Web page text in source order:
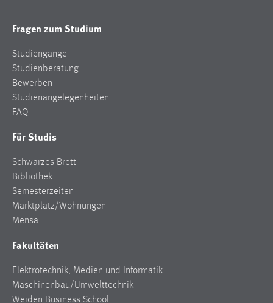
Fragen zum Studium
Studiengänge
Studienberatung
Bewerben
Studienangelegenheiten
FAQ
Für Studis
Schwarzes Brett
Bibliothek
Semesterzeiten
Marktplatz/Wohnungen
Mensa
Fakultäten
Elektrotechnik, Medien und Informatik
Maschinenbau/Umwelttechnik
Weiden Business School